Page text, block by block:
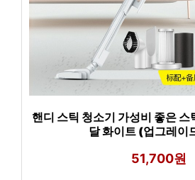
핸디 스틱 청소기 가성비 좋은
달 화이트 (업그레이
51,700원